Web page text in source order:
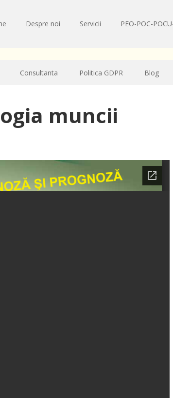
Despre noi Servicii PEO-POC-
Consultanta Politica GDPR Blog
muncii